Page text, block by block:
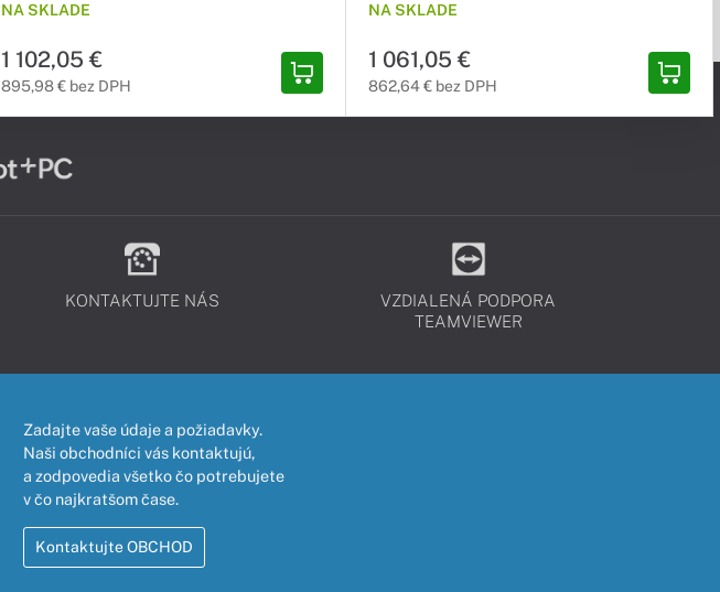
NA SKLADE
1 102,05 €
895,98 € bez DPH
NA SKLADE
1 061,05 €
862,64 € bez DPH
KONTAKTUJTE NÁS
VZDIALENÁ PODPORA
TEAMVIEWER
Zadajte vaše údaje a požiadavky.
Naši obchodníci vás kontaktujú,
a zodpovedia všetko čo potrebujete
v čo najkratšom čase.
Kontaktujte OBCHOD